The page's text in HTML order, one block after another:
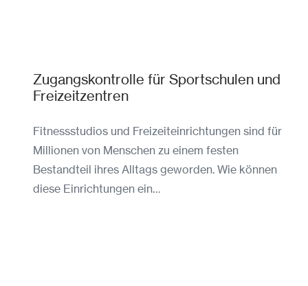
Zugangskontrolle für Sportschulen und
Freizeitzentren
Fitnessstudios und Freizeiteinrichtungen sind für
Millionen von Menschen zu einem festen
Bestandteil ihres Alltags geworden. Wie können
diese Einrichtungen ein…